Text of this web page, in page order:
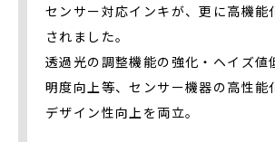
センサー対応インキが、更に⾼機能
されました。
透過光の調整機能の強化・ヘイズ値
明度向上等、センサー機器の⾼性能
デザイン性向上を両⽴。